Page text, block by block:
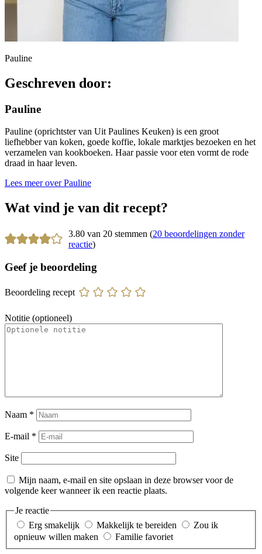
Pauline
Geschreven door:
Pauline
Pauline (oprichtster van Uit Paulines Keuken) is een groot
liefhebber van koken, goede koffie, lokale marktjes bezoeken en het
verzamelen van kookboeken. Haar passie voor eten vormt de rode
draad in haar leven.
Lees meer over Pauline
Wat vind je van dit recept?
3.80 van 20 stemmen (20 beoordelingen zonder
reactie)
Geef je beoordeling
Beoordeling recept
Notitie (optioneel)
Naam *
E-mail *
Site
Mijn naam, e-mail en site opslaan in deze browser voor de
volgende keer wanneer ik een reactie plaats.
Je reactie
Erg smakelijk
Makkelijk te bereiden
Zou ik
opnieuw willen maken
Familie favoriet